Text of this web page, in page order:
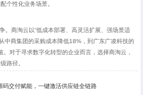
个性化业务场景。
。商淘云以“低成本部署、高灵活扩展、强场景适
中商集团的采购成本降低18%，到广东广凌科技的
。对于寻求数字化转型的企业而言，选择商淘云，
路径。
交付赋能，一键激活供应链全链路